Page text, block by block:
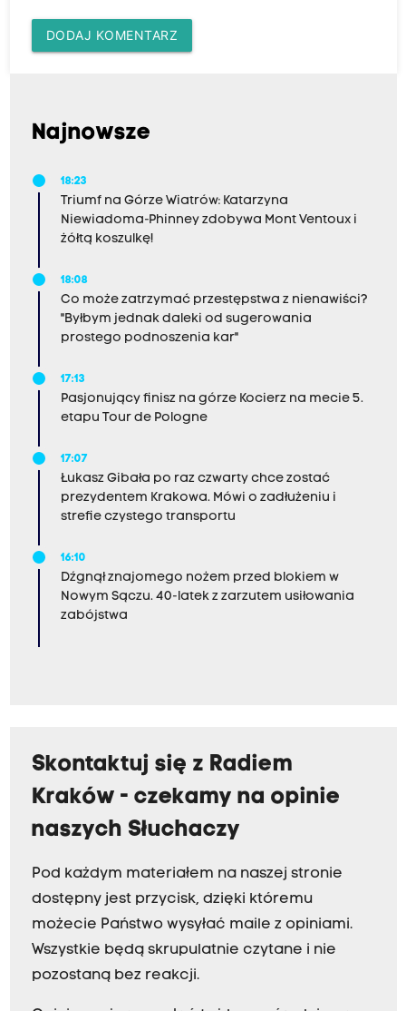
DODAJ KOMENTARZ
Najnowsze
18:23
Triumf na Górze Wiatrów: Katarzyna
Niewiadoma-Phinney zdobywa Mont Ventoux i
żółtą koszulkę!
18:08
Co może zatrzymać przestępstwa z nienawiści?
"Byłbym jednak daleki od sugerowania
prostego podnoszenia kar"
17:13
Pasjonujący finisz na górze Kocierz na mecie 5.
etapu Tour de Pologne
17:07
Łukasz Gibała po raz czwarty chce zostać
prezydentem Krakowa. Mówi o zadłużeniu i
strefie czystego transportu
16:10
Dźgnął znajomego nożem przed blokiem w
Nowym Sączu. 40-latek z zarzutem usiłowania
zabójstwa
Skontaktuj się z Radiem
Kraków - czekamy na opinie
naszych Słuchaczy
Pod każdym materiałem na naszej stronie
dostępny jest przycisk, dzięki któremu
możecie Państwo wysyłać maile z opiniami.
Wszystkie będą skrupulatnie czytane i nie
pozostaną bez reakcji.